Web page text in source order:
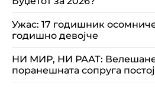
Ужас: 17 годишник
годишно девојче
НИ МИР, НИ РААТ:
поранешната сопруга